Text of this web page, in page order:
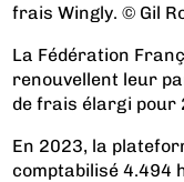
frais Wingly. © Gil
La Fédération
renouvellent leur
de frais élargi pour
En 2023, la
comptabilisé 4.494